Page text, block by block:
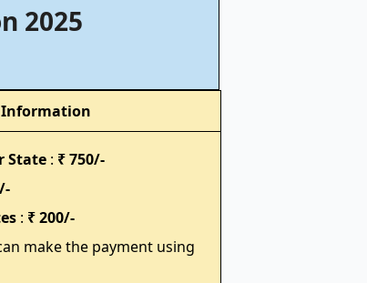
2025
Information
State : ₹ 750/-
: ₹ 200/-
make the payment using